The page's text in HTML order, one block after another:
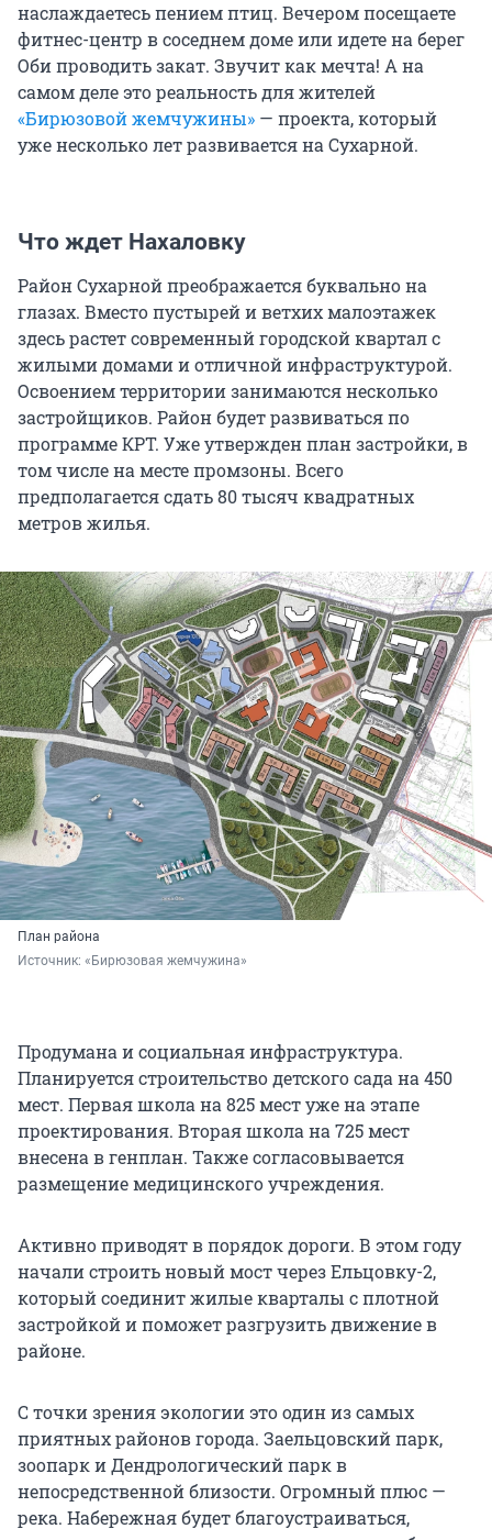
наслаждаетесь пением птиц. Вечером посещаете
фитнес-центр в соседнем доме или идете на берег
Оби проводить закат. Звучит как мечта! А на
самом деле это реальность для жителей
«Бирюзовой жемчужины» — проекта, который
уже несколько лет развивается на Сухарной.
Что ждет Нахаловку
Район Сухарной преображается буквально на
глазах. Вместо пустырей и ветхих малоэтажек
здесь растет современный городской квартал с
жилыми домами и отличной инфраструктурой.
Освоением территории занимаются несколько
застройщиков. Район будет развиваться по
программе КРТ. Уже утвержден план застройки, в
том числе на месте промзоны. Всего
предполагается сдать 80 тысяч квадратных
метров жилья.
План района
Источник: «Бирюзовая жемчужина»
Продумана и социальная инфраструктура.
Планируется строительство детского сада на 450
мест. Первая школа на 825 мест уже на этапе
проектирования. Вторая школа на 725 мест
внесена в генплан. Также согласовывается
размещение медицинского учреждения.
Активно приводят в порядок дороги. В этом году
начали строить новый мост через Ельцовку-2,
который соединит жилые кварталы с плотной
застройкой и поможет разгрузить движение в
районе.
С точки зрения экологии это один из самых
приятных районов города. Заельцовский парк,
зоопарк и Дендрологический парк в
непосредственной близости. Огромный плюс —
река. Набережная будет благоустраиваться,